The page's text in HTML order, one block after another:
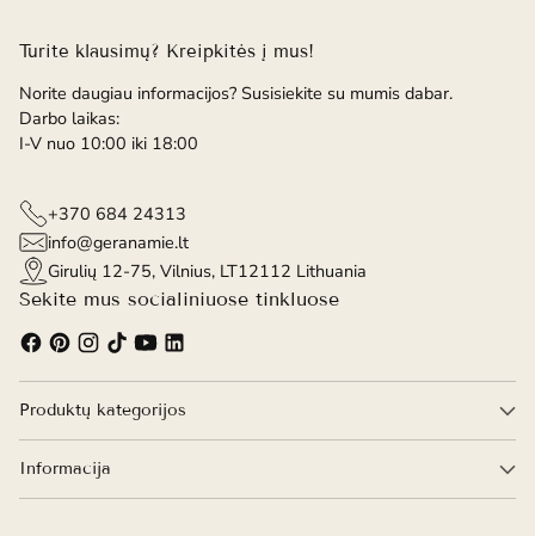
Turite klausimų? Kreipkitės į mus!
Norite daugiau informacijos? Susisiekite su mumis dabar.
Darbo laikas:
I-V nuo 10:00 iki 18:00
+370 684 24313
info@geranamie.lt
Girulių 12-75, Vilnius, LT12112 Lithuania
Sekite mus socialiniuose tinkluose
Produktų kategorijos
Informacija